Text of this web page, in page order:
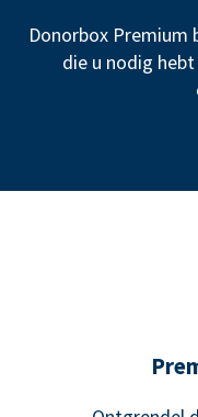
Donorbox Premium
die u nodig